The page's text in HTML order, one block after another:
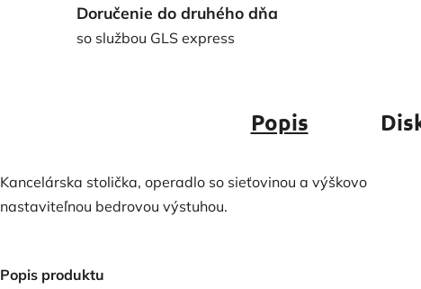
Doručenie do druhého dňa
so službou GLS express
Popis
Kancelárska stolička, operadlo so sieťovinou a výškovo
nastaviteľnou bedrovou výstuhou.
Popis produktu